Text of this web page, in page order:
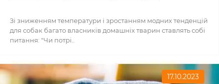
Зі зниженням температури і зростанням модних тенденцій
для собак багато власників домашніх тварин ставлять собі
питання: "Чи потрі..
17.10.2023